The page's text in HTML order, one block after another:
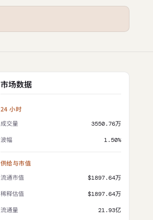
市场数据
24 小时
成交量
3550.76万
波幅 1.50%
供给与市值
流通市值
$1897.64万
稀释估值 $1897.64万
流通量 21.93亿